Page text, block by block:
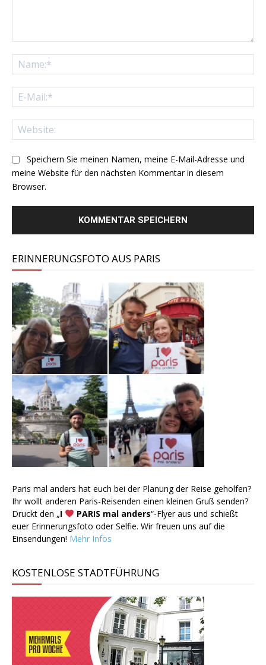
Speichern Sie meinen Namen, meine E-Mail-Adresse und
meine Website für den nächsten Kommentar in diesem
Browser.
ERINNERUNGSFOTO AUS PARIS
Paris mal anders hat euch bei der Planung der Reise geholfen?
Ihr wollt anderen Paris-Reisenden einen kleinen Gruß senden?
Druckt den „I PARIS mal anders“-Flyer aus und schießt
euer Erinnerungsfoto oder Selfie. Wir freuen uns auf die
Einsendungen! Mehr Infos
KOSTENLOSE STADTFÜHRUNG